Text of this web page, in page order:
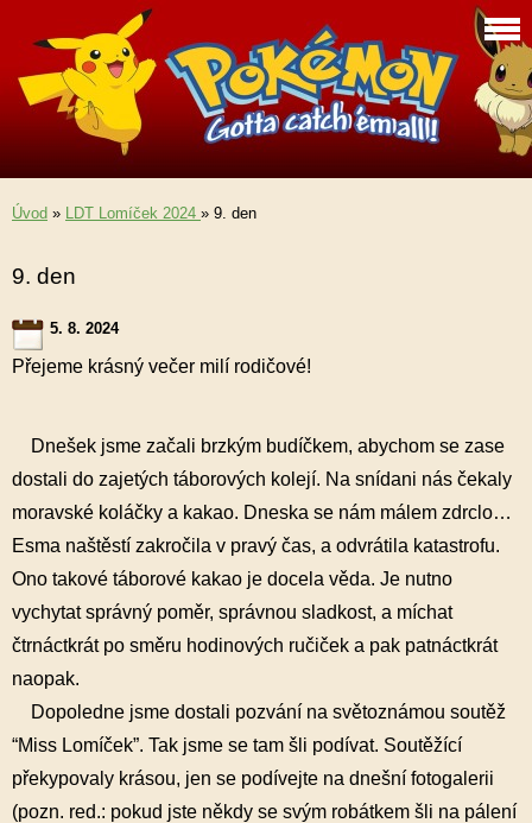
Úvod » LDT Lomíček 2024 » 9. den
9. den
5. 8. 2024
Přejeme krásný večer milí rodičové!
Dnešek jsme začali brzkým budíčkem, abychom se zase
dostali do zajetých táborových kolejí. Na snídani nás čekaly
moravské koláčky a kakao. Dneska se nám málem zdrclo…
Esma naštěstí zakročila v pravý čas, a odvrátila katastrofu.
Ono takové táborové kakao je docela věda. Je nutno
vychytat správný poměr, správnou sladkost, a míchat
čtrnáctkrát po směru hodinových ručiček a pak patnáctkrát
naopak.
Dopoledne jsme dostali pozvání na světoznámou soutěž
“Miss Lomíček”. Tak jsme se tam šli podívat. Soutěžící
překypovaly krásou, jen se podívejte na dnešní fotogalerii
(pozn. red.: pokud jste někdy se svým robátkem šli na pálení